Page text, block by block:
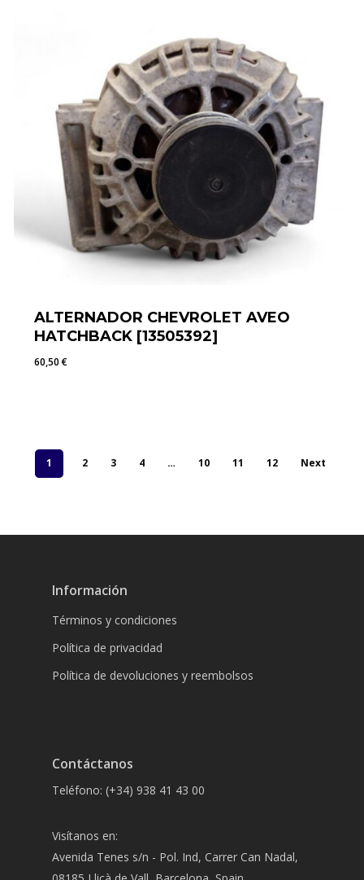
ALTERNADOR CHEVROLET AVEO
HATCHBACK [13505392]
60,50€
1 2 3 4 … 10 11 12 Next
Información
Términos y condiciones
Política de privacidad
Política de devoluciones y reembolsos
Contáctanos
Teléfono: (+34) 938 41 43 00
Visítanos en:
Avenida Tenes s/n - Pol. Ind, Carrer Can Nadal,